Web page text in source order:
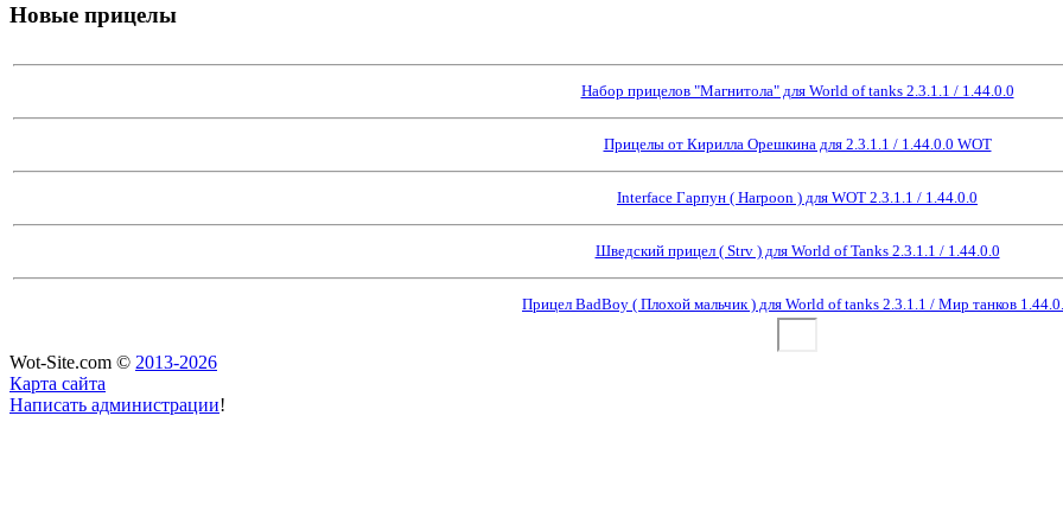
Новые прицелы
Набор прицелов "Магнитола" для World of tanks 2.3.1.1 / 1.44.0.0
Прицелы от Кирилла Орешкина для 2.3.1.1 / 1.44.0.0 WOT
Interface Гарпун ( Harpoon ) для WOT 2.3.1.1 / 1.44.0.0
Шведский прицел ( Strv ) для World of Tanks 2.3.1.1 / 1.44.0.0
Прицел BadBoy ( Плохой мальчик ) для World of tanks 2.3.1.1 / Мир танков
Wot-Site.com © 2013-2026
Карта сайта
Написать администрации!